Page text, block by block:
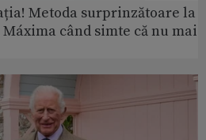
Metoda surprinzătoare la
când simte că nu mai